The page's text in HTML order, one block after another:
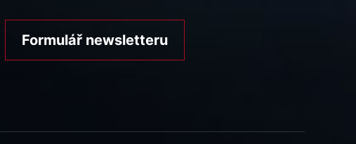
Formulář newsletteru